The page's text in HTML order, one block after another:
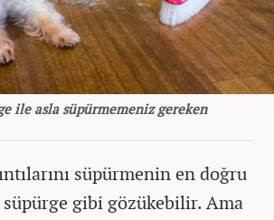
ile asla süpürmemeniz gereken
süpürmenin en doğru
gibi gözükebilir. Ama